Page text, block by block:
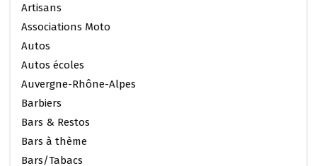
Artisans
Associations Moto
Autos
Autos écoles
Auvergne-Rhône-Alpes
Barbiers
Bars & Restos
Bars à thème
Bars/Tabacs